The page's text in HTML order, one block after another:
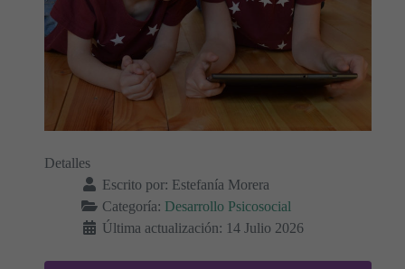
Detalles
Escrito por: Estefanía Morera
Categoría: Desarrollo Psicosocial
Última actualización: 14 Julio 2026